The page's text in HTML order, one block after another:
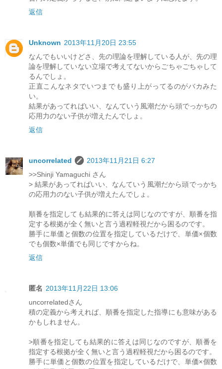
返信
Unknown 2013年11月20日 23:55
なんでもいいけどさ、先の理論を理解している人が、先の理
論を理解していない立場で考えてないからごちゃごちゃして
るんでしょ。
正直こんなネタでいつまでも盛り上がってるのがバカみた
い。
結果があってればいい、なんていう風潮だから頭でっかちの
応用力のない子供が増えたんでしょ。
返信
uncorrelated
2013年11月21日 6:27
>>Shinji Yamaguchi さん
> 結果があってればいい、なんていう風潮だから頭でっかち
の応用力のない子供が増えたんでしょ。
順番を指定しても結果的に答えは同じなのですが、順番を指
定する根拠が全く無いと言う過程軽視だから困るのです。
勝手に単価と個数の位置を指定しているだけで、単価×個数
でも個数×単価でも同じですからね。
返信
匿名 2013年11月22日 13:06
uncorrelatedさん
積の定義から考えれば、順番を指定した指導にも意味がある
かもしれません。
>順番を指定しても結果的に答えは同じなのですが、順番を
指定する根拠が全く無いと言う過程軽視だから困るのです。
勝手に単価と個数の位置を指定しているだけで、単価×個数